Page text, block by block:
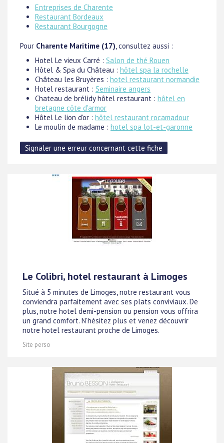
Entreprises de Charente
Restaurant Bordeaux
Restaurant Bourgogne
Pour Charente Maritime (17), consultez aussi :
Hotel Le vieux Carré : Salon de thé Rouen
Hôtel & Spa du Château : hôtel spa la rochelle
Château les Bruyères : hotel restaurant normandie
Hotel restaurant : Seminaire angers
Chateau de brélidy hôtel restaurant : hôtel en
bretagne côte d'armor
Hôtel Le lion d'or : hôtel restaurant rocamadour
Le moulin de madame : hotel spa lot-et-garonne
Le Colibri, hotel restaurant à Limoges
Situé à 5 minutes de Limoges, notre restaurant vous
conviendra parfaitement avec ses plats conviviaux. De
plus, notre hotel demi-pension ou pension vous offrira
un grand comfort. N'hésitez plus et venez découvrir
notre hotel restaurant proche de Limoges.
Site perso